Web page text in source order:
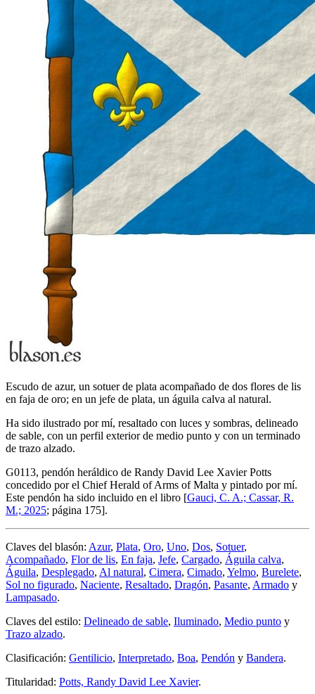
Escudo de azur, un sotuer de plata acompañado de dos flores de lis
en faja de oro; en un jefe de plata, un águila calva al natural.
Ha sido ilustrado por mí, resaltado con luces y sombras, delineado
de sable, con un perfil exterior de medio punto y con un terminado
de trazo alzado.
G0113, pendón heráldico de Randy David Lee Xavier Potts
concedido por el Chief Herald of Arms of Malta y pintado por mí.
Este pendón ha sido incluido en el libro [Gauci, C. A.; Cassar, R.
M.; 2025; página 175].
Claves del blasón: Azur, Plata, Oro, Uno, Dos, Sotuer,
Acompañado, Flor de lis, En faja, Jefe, Cargado, Águila calva,
Águila, Desplegado, Al natural, Cimera, Cimado, Yelmo, Burelete,
Sol no figurado, Naciente, Resaltado, Dragón, Pasante, Armado y
Lampasado.
Claves del estilo: Delineado de sable, Iluminado, Medio punto y
Trazo alzado.
Clasificación: Gentilicio, Interpretado, Boa, Pendón y Bandera.
Titularidad: Potts, Randy David Lee Xavier.